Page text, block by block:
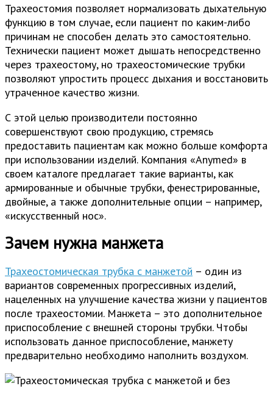
Трахеостомия позволяет нормализовать дыхательную
функцию в том случае, если пациент по каким-либо
причинам не способен делать это самостоятельно.
Технически пациент может дышать непосредственно
через трахеостому, но трахеостомические трубки
позволяют упростить процесс дыхания и восстановить
утраченное качество жизни.
С этой целью производители постоянно
совершенствуют свою продукцию, стремясь
предоставить пациентам как можно больше комфорта
при использовании изделий. Компания «Anymed» в
своем каталоге предлагает такие варианты, как
армированные и обычные трубки, фенестрированные,
двойные, а также дополнительные опции – например,
«искусственный нос».
Зачем нужна манжета
Трахеостомическая трубка с манжетой – один из
вариантов современных прогрессивных изделий,
нацеленных на улучшение качества жизни у пациентов
после трахеостомии. Манжета – это дополнительное
приспособление с внешней стороны трубки. Чтобы
использовать данное приспособление, манжету
предварительно необходимо наполнить воздухом.